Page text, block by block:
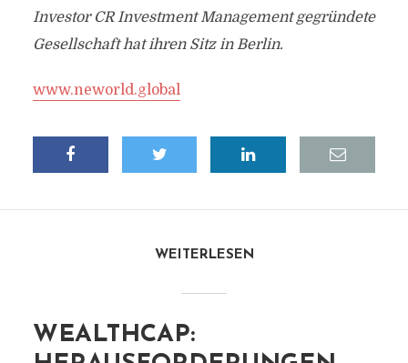
Investor CR Investment Management gegründete
Gesellschaft hat ihren Sitz in Berlin.
www.neworld.global
WEITERLESEN
WEALTHCAP: